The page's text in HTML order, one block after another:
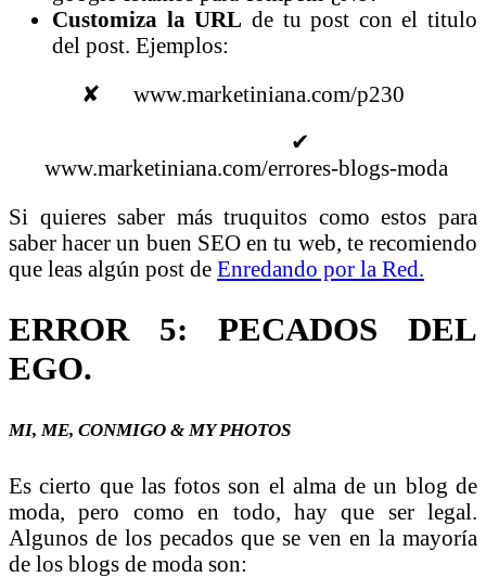
Customiza la URL de tu post con el titulo
del post. Ejemplos:
✘ www.marketiniana.com/p230
✔
www.marketiniana.com/errores-blogs-moda
Si quieres saber más truquitos como estos para
saber hacer un buen SEO en tu web, te recomiendo
que leas algún post de Enredando por la Red.
ERROR 5: PECADOS DEL
EGO.
MI, ME, CONMIGO & MY PHOTOS
Es cierto que las fotos son el alma de un blog de
moda, pero como en todo, hay que ser legal.
Algunos de los pecados que se ven en la mayoría
de los blogs de moda son: